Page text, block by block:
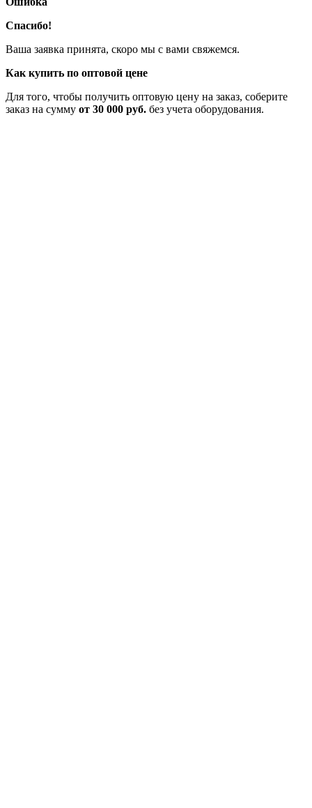
Спасибо!
Ваша заявка принята, скоро мы с вами свяжемся.
Как купить по оптовой цене
Для того, чтобы получить оптовую цену на заказ, соберите
заказ на сумму от 30 000 руб. без учета оборудования.